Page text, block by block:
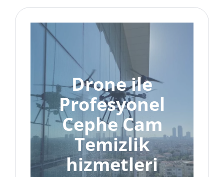
Drone ile
Profesyonel
Cephe Cam
Temizlik
hizmetleri